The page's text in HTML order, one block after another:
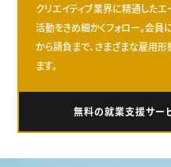
クリエイティブ業界に精通した
活動をきめ細かくフォロー。会員
から請負まで、さまざまな雇用
ます。
無料の就業支援サー